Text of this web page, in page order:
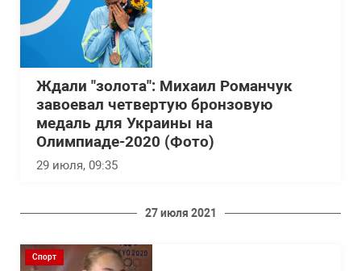
Ждали "золота": Михаил Романчук
завоевал четвертую бронзовую
медаль для Украины на
Олимпиаде-2020 (Фото)
29 июля, 09:35
27 июля 2021
Спорт